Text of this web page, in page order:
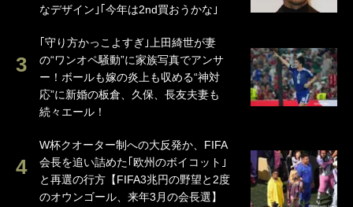
なデザイン｣｢今年は2nd買おうかな｣
｢守り方かっこよすぎ｣上田綺世が妻
の“ワンオペ騒動”に家族写真でアンサ
ー！ボールも嫁の炎上も収める“神対
応”に新婚の板倉、久保、長友夫妻も
続々エール！
W杯クオーター制への大反発か、FIFA
会長を追い詰めた｢欧州のボイコット｣
と再選の行方【FIFA3兆円の野望と2度
のオウンゴール、来年3月の会長選】